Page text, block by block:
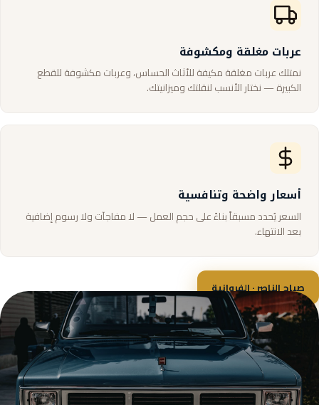
عربات مغلقة ومكشوفة
نمتلك عربات مغلقة مكيفة للأثاث الحساس، وعربات مكشوفة للقطع
الكبيرة — نختار الأنسب لنقلتك وميزانيتك.
أسعار واضحة وتنافسية
السعر يُحدد مسبقاً بناءً على حجم العمل — لا مفاجآت ولا رسوم إضافية
بعد الانتهاء.
صباح الناصر · الفروانية